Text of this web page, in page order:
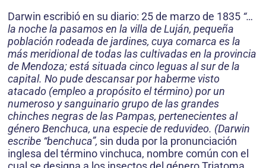
Darwin escribió en su diario: 25 de marzo de 1835 “…
la noche la pasamos en la villa de Luján, pequeña
población rodeada de jardines, cuya comarca es la
más meridional de todas las cultivadas en la provincia
de Mendoza; está situada cinco leguas al sur de la
capital. No pude descansar por haberme visto
atacado (empleo a propósito el término) por un
numeroso y sanguinario grupo de las grandes
chinches negras de las Pampas, pertenecientes al
género Benchuca, una especie de reduvideo. (Darwin
escribe “benchuca”, sin duda por la pronunciación
inglesa del término vinchuca, nombre común con el